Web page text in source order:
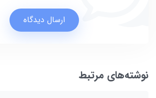
ارسال دیدگاه
نوشته‌های مرتبط